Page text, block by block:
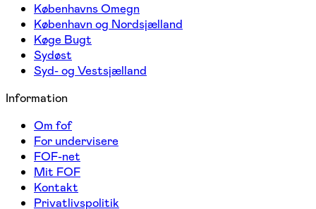
Københavns Omegn
København og Nordsjælland
Køge Bugt
Sydøst
Syd- og Vestsjælland
Information
Om fof
For undervisere
FOF-net
Mit FOF
Kontakt
Privatlivspolitik